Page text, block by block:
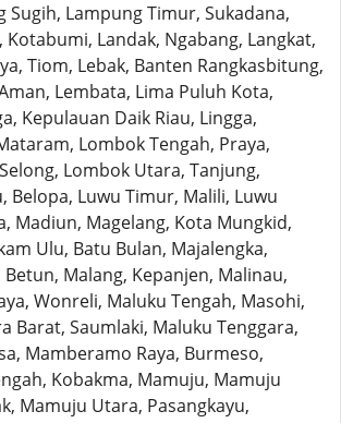
Sugih, Lampung Timur, Sukadana,
Landak, Ngabang, Langkat,
Tiom, Lebak, Banten Rangkasbitung,
Lembata, Lima Puluh Kota,
Kepulauan Daik Riau, Lingga,
Lombok Tengah, Praya,
Lombok Utara, Tanjung,
Belopa, Luwu Timur, Malili, Luwu
Madiun, Magelang, Kota Mungkid,
Ulu, Batu Bulan, Majalengka,
Betun, Malang, Kepanjen, Malinau,
Wonreli, Maluku Tengah, Masohi,
Barat, Saumlaki, Maluku Tenggara,
Mamberamo Raya, Burmeso,
Kobakma, Mamuju, Mamuju
Mamuju Utara, Pasangkayu,